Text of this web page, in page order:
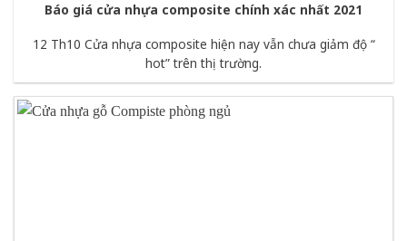
Báo giá cửa nhựa composite chính xác nhất 2021
12 Th10 Cửa nhựa composite hiện nay vẫn chưa giảm độ “
hot” trên thị trường.